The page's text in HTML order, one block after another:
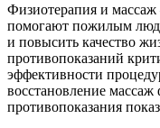
Физиотерапия и
помогают пожилым
и повысить качество
противопоказаний
эффективности
восстановление массаж
противопоказания